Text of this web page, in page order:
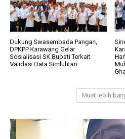
Dukung Swasembada Pangan,
DPKPP Karawang Gelar
Sosialisasi SK Bupati Terkait
Validasi Data Simluhtan
Muat lebih